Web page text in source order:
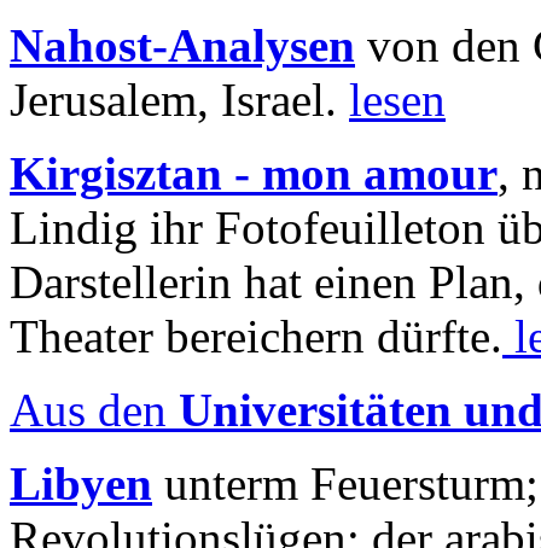
Nahost-Analysen von den
Jerusalem, Israel. lesen
Kirgisztan - mon amour,
Lindig ihr Fotofeuilleton
Darstellerin hat einen Plan,
Theater bereichern dürfte.
Aus den Universitäten
Libyen unterm